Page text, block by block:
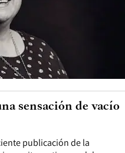
publicación de la
sensación de vacío